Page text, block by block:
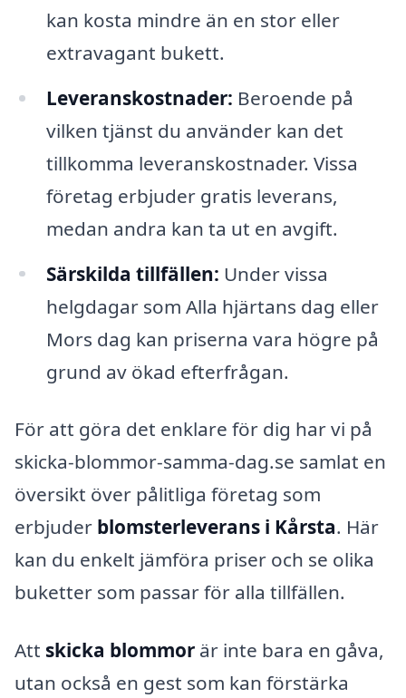
kan kosta mindre än en stor eller
extravagant bukett.
Leveranskostnader: Beroende på
vilken tjänst du använder kan det
tillkomma leveranskostnader. Vissa
företag erbjuder gratis leverans,
medan andra kan ta ut en avgift.
Särskilda tillfällen: Under vissa
helgdagar som Alla hjärtans dag eller
Mors dag kan priserna vara högre på
grund av ökad efterfrågan.
För att göra det enklare för dig har vi på
skicka-blommor-samma-dag.se samlat en
översikt över pålitliga företag som
erbjuder blomsterleverans i Kårsta. Här
kan du enkelt jämföra priser och se olika
buketter som passar för alla tillfällen.
Att skicka blommor är inte bara en gåva,
utan också en gest som kan förstärka